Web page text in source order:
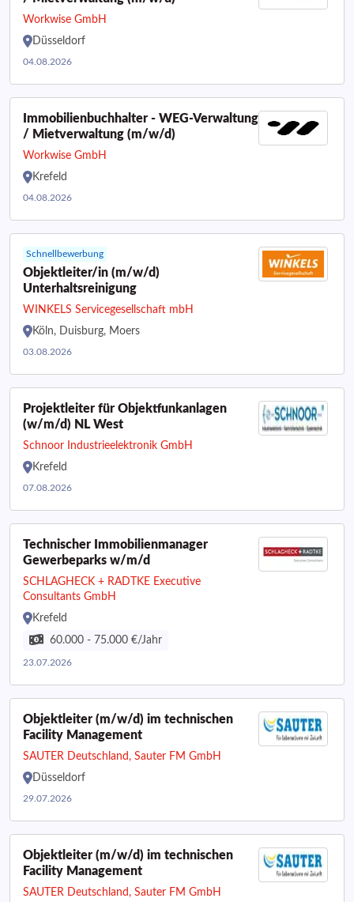
Workwise GmbH
Düsseldorf
04.08.2026
Immobilienbuchhalter - WEG-Verwaltung
/ Mietverwaltung (m/w/d)
Workwise GmbH
Krefeld
04.08.2026
Schnellbewerbung
Objektleiter/in (m/w/d)
Unterhaltsreinigung
WINKELS Servicegesellschaft mbH
Köln, Duisburg, Moers
03.08.2026
Projektleiter für Objektfunkanlagen
(w/m/d) NL West
Schnoor Industrieelektronik GmbH
Krefeld
07.08.2026
Technischer Immobilienmanager
Gewerbeparks w/m/d
SCHLAGHECK + RADTKE Executive
Consultants GmbH
Krefeld
60.000 - 75.000 €/Jahr
23.07.2026
Objektleiter (m/w/d) im technischen
Facility Management
SAUTER Deutschland, Sauter FM GmbH
Düsseldorf
29.07.2026
Objektleiter (m/w/d) im technischen
Facility Management
SAUTER Deutschland, Sauter FM GmbH